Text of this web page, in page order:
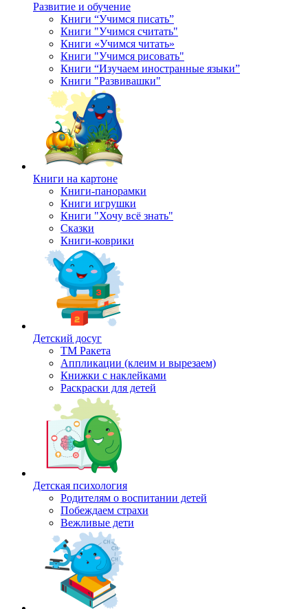
Развитие и обучение
Книги “Учимся писать”
Книги "Учимся считать"
Книги «Учимся читать»
Книги "Учимся рисовать"
Книги “Изучаем иностранные языки”
Книги "Развивашки"
Книги на картоне
Книги-панорамки
Книги игрушки
Книги "Хочу всё знать"
Сказки
Книги-коврики
Детский досуг
ТМ Ракета
Аппликации (клеим и вырезаем)
Книжки с наклейками
Раскраски для детей
Детская психология
Родителям о воспитании детей
Побеждаем страхи
Вежливые дети